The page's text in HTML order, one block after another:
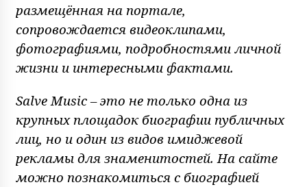
размещённая на портале,
сопровождается видеоклипами,
фотографиями, подробностями личной
жизни и интересными фактами.
Salve Music – это не только одна из
крупных площадок биографии публичных
лиц, но и один из видов имиджевой
рекламы для знаменитостей. На сайте
можно познакомиться с биографией